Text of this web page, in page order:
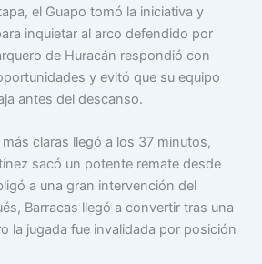
el Guapo tomó la iniciativa y
inquietar al arco defendido por
de Huracán respondió con
y evitó que su equipo
antes del descanso.
claras llegó a los 37 minutos,
sacó un potente remate desde
a una gran intervención del
Barracas llegó a convertir tras una
la jugada fue invalidada por posición